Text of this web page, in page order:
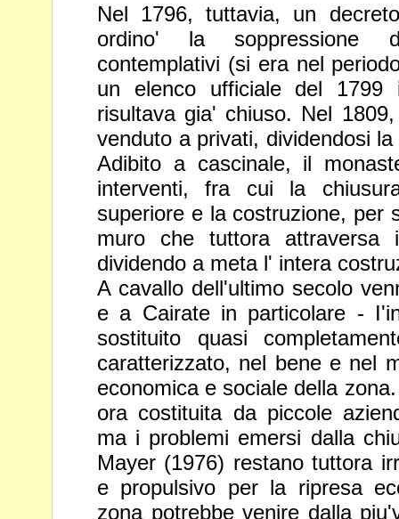
Nel 1796, tuttavia, un
ordino' la soppressione
contemplativi (si era nel
un elenco ufficiale del
risultava gia' chiuso. Nel
venduto a privati, dividendosi
Adibito a cascinale, il
interventi, fra cui la
superiore e la costruzione, per
muro che tuttora
dividendo a meta l' intera
A cavallo dell'ultimo secolo
e a Cairate in particolare -
sostituito quasi
caratterizzato, nel bene e nel
economica e sociale della
ora costituita da piccole
ma i problemi emersi dalla
Mayer (1976) restano tuttora
e propulsivo per la ripresa
zona potrebbevenire dalla